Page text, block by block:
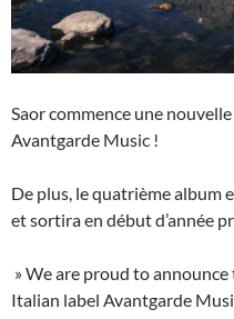
Saor commence une
Avantgarde Music !
De plus, le quatrième album
et sortira en début d’année
» We are proud to
Italian label Avantgarde